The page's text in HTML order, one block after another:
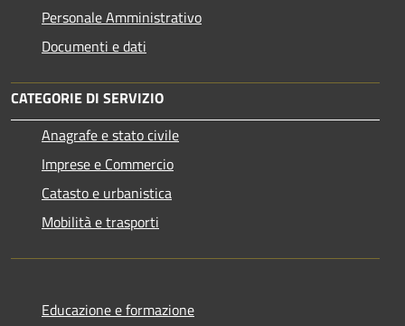
Personale Amministrativo
Documenti e dati
CATEGORIE DI SERVIZIO
Anagrafe e stato civile
Imprese e Commercio
Catasto e urbanistica
Mobilità e trasporti
Educazione e formazione